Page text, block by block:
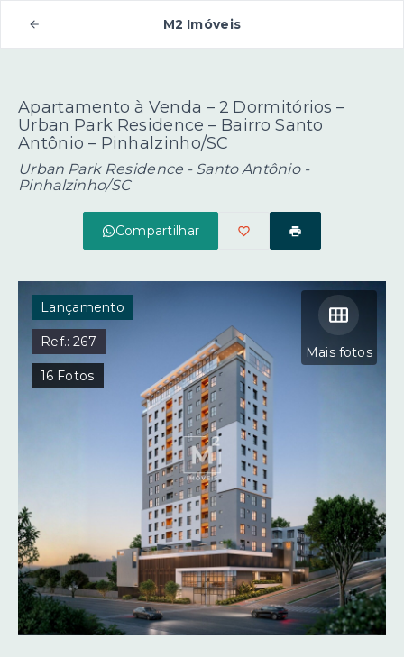
M2 Imóveis
Apartamento à Venda – 2 Dormitórios –
Urban Park Residence – Bairro Santo
Antônio – Pinhalzinho/SC
Urban Park Residence - Santo Antônio -
Pinhalzinho/SC
Compartilhar
Mais fotos
Lançamento
Ref.:267
16 Fotos